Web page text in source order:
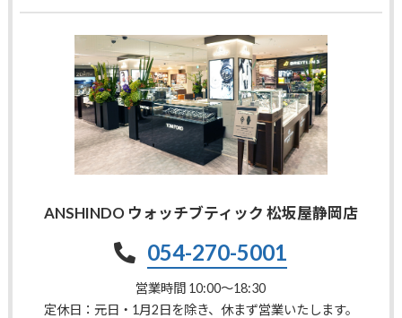
ANSHINDO ウォッチブティック 松坂屋静岡店
054-270-5001
営業時間 10:00〜18:30
定休日：元日・1月2日を除き、休まず営業いたします。